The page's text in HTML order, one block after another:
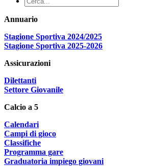
Annuario
Stagione Sportiva 2024/2025
Stagione Sportiva 2025-2026
Assicurazioni
Dilettanti
Settore Giovanile
Calcio a 5
Calendari
Campi di gioco
Classifiche
Programma gare
Graduatoria impiego giovani